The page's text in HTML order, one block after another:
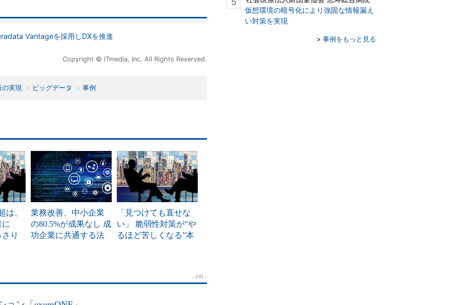
Vantageを採用しDXを推進
Copyright © ITmedia, Inc. All Rights Reserved.
実現 ビッグデータ 事例